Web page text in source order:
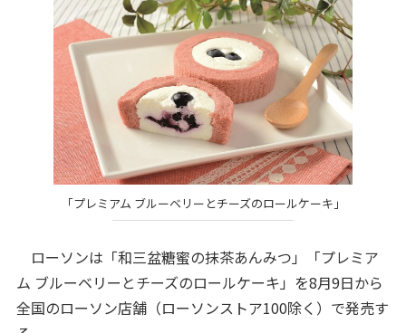
「プレミアム ブルーベリーとチーズのロールケーキ」
ローソンは「和三盆糖蜜の抹茶あんみつ」「プレミア
ム ブルーベリーとチーズのロールケーキ」を8月9日から
全国のローソン店舗（ローソンストア100除く）で発売す